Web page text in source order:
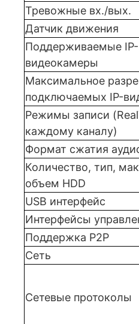
Тревожные вх./вых.
Датчик движения
Поддерживаемые IP-
видеокамеры
Максимальное
подключаемых IP-
Режимы записи
каждому каналу)
Формат сжатия
Количество, тип,
объем HDD
USB интерфейс
Интерфейсы
Поддержка P2P
Сеть
Сетевые протоколы